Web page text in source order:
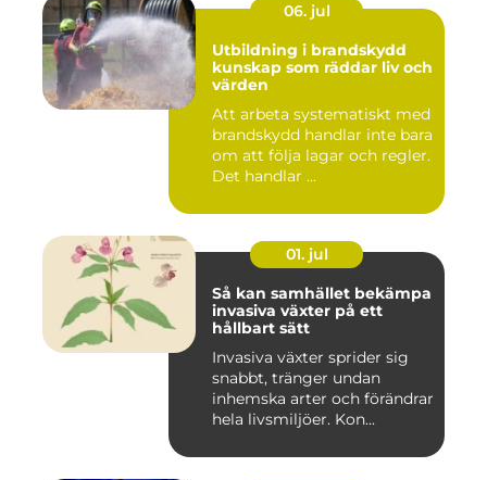
06. jul
Utbildning i brandskydd
kunskap som räddar liv och
värden
Att arbeta systematiskt med
brandskydd handlar inte bara
om att följa lagar och regler.
Det handlar ...
01. jul
Så kan samhället bekämpa
invasiva växter på ett
hållbart sätt
Invasiva växter sprider sig
snabbt, tränger undan
inhemska arter och förändrar
hela livsmiljöer. Kon...